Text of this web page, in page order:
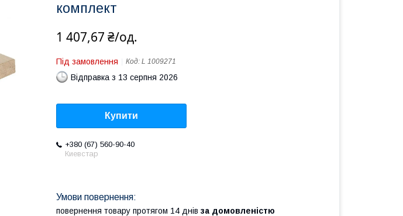
комплект
1 407,67 ₴/од.
Під замовлення Код: L 1009271
Відправка з 13 серпня 2026
Купити
+380 (67) 560-90-40
Киевстар
повернення товару протягом 14 днів за домовленістю